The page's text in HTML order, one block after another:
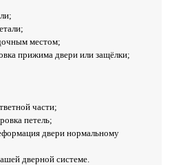
местом;
прижима двери или защёлки;
части;
петель;
двери нормальному
дверной системе.